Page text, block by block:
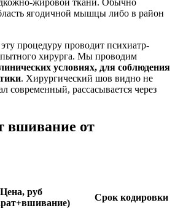
жировой ткани. Обычно
ягодичной мышцы либо в район
процедуру проводит психиатр-
хирурга. Мы проводим
условиях, для соблюдения
. Хирургический шов видно не
современный, рассасывается через
вшивание от
Цена, руб
Срок кодировки